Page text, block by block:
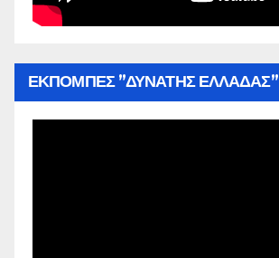
ΕΚΠΟΜΠΕΣ ”ΔΥΝΑΤΗΣ ΕΛΛΑΔΑΣ”